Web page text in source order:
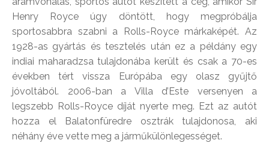
Henry Royce úgy döntött, hogy megpróbálja
sportosabbra szabni a Rolls-Royce márkaképét. Az
1928-as gyártás és tesztelés után ez a példány egy
indiai maharadzsa tulajdonába került és csak a 70-es
években tért vissza Európába egy olasz gyűjtő
jóvoltából. 2006-ban a Villa d’Este versenyen a
legszebb Rolls-Royce díját nyerte meg. Ezt az autót
hozza el Balatonfüredre osztrák tulajdonosa, aki
néhány éve vette meg a járműkülönlegességet.